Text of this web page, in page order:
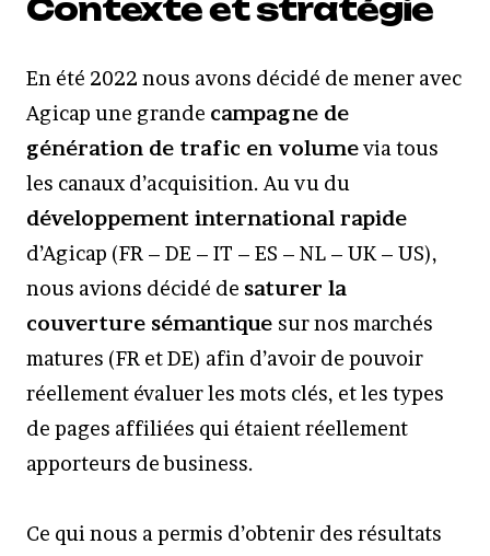
Contexte et stratégie
En été 2022 nous avons décidé de mener avec
Agicap une grande campagne de
génération de trafic en volumevia tous
les canaux d’acquisition. Au vu du
développement international rapide
d’Agicap (FR – DE – IT – ES – NL – UK – US),
nous avions décidé de saturer la
couverture sémantique sur nos marchés
matures (FR et DE) afin d’avoir de pouvoir
réellement évaluer les mots clés, et les types
de pages affiliées qui étaient réellement
apporteurs de business.
Ce qui nous a permis d’obtenir des résultats